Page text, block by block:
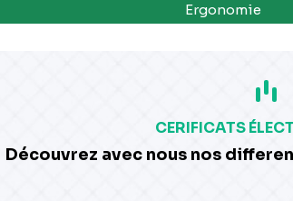
Ergonomie
CERIFICATS
Découvrez avec nous nos